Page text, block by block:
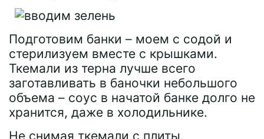
Подготовим банки – моем с содой и
стерилизуем вместе с крышками.
Ткемали из терна лучше всего
заготавливать в баночки небольшого
объема – соус в начатой банке долго не
хранится, даже в холодильнике.
Не снимая ткемали с плиты,